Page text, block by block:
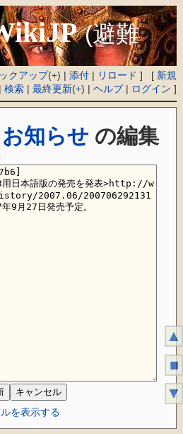
(避難
クアップ(+) |添付 | リロード ] [ 新規
|検索 |最終更新(+) |ヘルプ| ログイン ]
お知らせ の編集
を表示する
▲
■
▼